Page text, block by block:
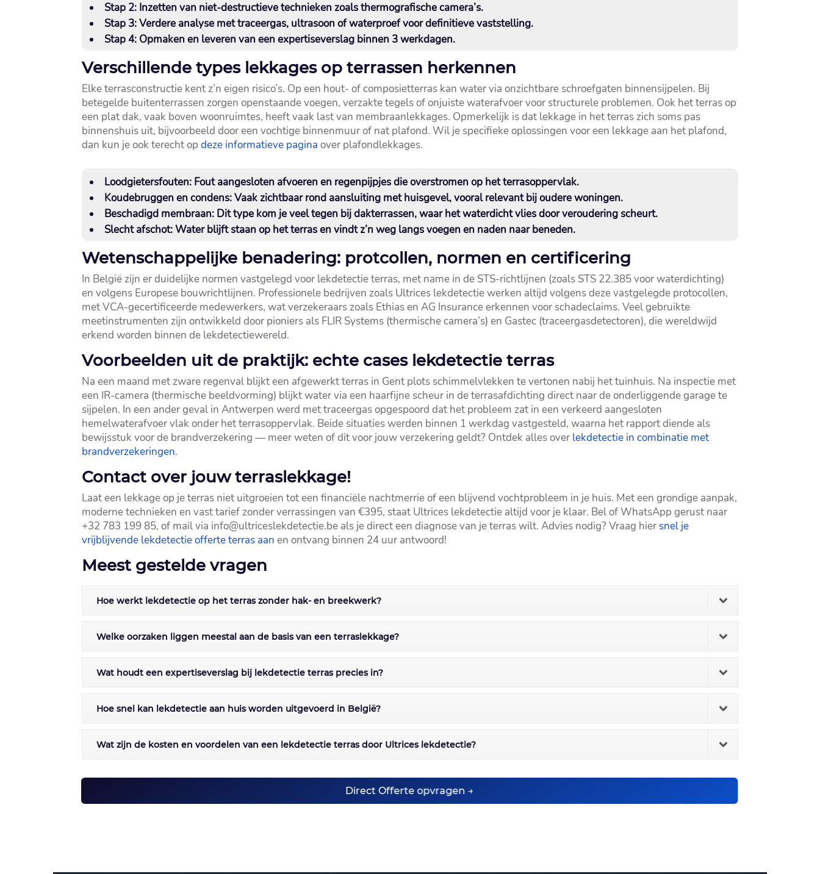
Stap 2: Inzetten van niet-destructieve technieken zoals thermografische camera’s.​
Stap 3: Verdere analyse met traceergas, ultrasoon of waterproef voor definitieve vaststelling.​
Stap 4: Opmaken en leveren van een expertiseverslag binnen 3 werkdagen.​
Verschillende types lekkages op terrassen herkennen
Elke terrasconstructie kent z’n eigen risico’s.​ Op een hout- of composietterras kan water via onzichtbare schroefgaten binnensijpelen.​ Bij
betegelde buitenterrassen zorgen openstaande voegen, verzakte tegels of onjuiste waterafvoer voor structurele problemen.​ Ook het terras op
een plat dak, vaak boven woonruimtes, heeft vaak last van membraanlekkages.​ Opmerkelijk is dat lekkage in het terras zich soms pas
binnenshuis uit, bijvoorbeeld door een vochtige binnenmuur of nat plafond.​ Wil je specifieke oplossingen voor een lekkage aan het plafond,
dan kun je ook terecht opdeze informatieve pagina over plafondlekkages.​
Loodgietersfouten: Fout aangesloten afvoeren en regenpijpjes die overstromen op het terrasoppervlak.​
Koudebruggen en condens: Vaak zichtbaar rond aansluiting met huisgevel, vooral relevant bij oudere woningen.​
Beschadigd membraan: Dit type kom je veel tegen bij dakterrassen, waar het waterdicht vlies door veroudering scheurt.​
Slecht afschot: Water blijft staan op het terras en vindt z’n weg langs voegen en naden naar beneden.​
Wetenschappelijke benadering: protcollen, normen en certificering
In België zijn er duidelijke normen vastgelegd voor lekdetectie terras, met name in de STS-richtlijnen (zoals STS 22.​385 voor waterdichting)
en volgens Europese bouwrichtlijnen.​ Professionele bedrijven zoals Ultrices lekdetectie werken altijd volgens deze vastgelegde protocollen,
met VCA-gecertificeerde medewerkers, wat verzekeraars zoals Ethias en AG Insurance erkennen voor schadeclaims.​ Veel gebruikte
meetinstrumenten zijn ontwikkeld door pioniers als FLIR Systems (thermische camera’s) en Gastec (traceergasdetectoren), die wereldwijd
erkend worden binnen de lekdetectiewereld.​
Voorbeelden uit de praktijk: echte cases lekdetectie terras
Na een maand met zware regenval blijkt een afgewerkt terras in Gent plots schimmelvlekken te vertonen nabij het tuinhuis.​ Na inspectie met
een IR-camera (thermische beeldvorming) blijkt water via een haarfijne scheur in de terrasafdichting direct naar de onderliggende garage te
sijpelen.​ In een ander geval in Antwerpen werd met traceergas opgespoord dat het probleem zat in een verkeerd aangesloten
hemelwaterafvoer vlak onder het terrasoppervlak.​ Beide situaties werden binnen 1 werkdag vastgesteld, waarna het rapport diende als
bewijsstuk voor de brandverzekering — meer weten of dit voor jouw verzekering geldt? Ontdek alles over lekdetectie in combinatie met
brandverzekeringen.​
Contact over jouw terraslekkage!
Laat een lekkage op je terras niet uitgroeien tot een financiële nachtmerrie of een blijvend vochtprobleem in je huis.​ Met een grondige aanpak,
moderne technieken en vast tarief zonder verrassingen van €395, staat Ultrices lekdetectie altijd voor je klaar.​ Bel of WhatsApp gerust naar
+32 783 199 85, of mail via info@ultriceslekdetectie.​be als je direct een diagnose van je terras wilt.​ Advies nodig? Vraag hier snel je
vrijblijvende lekdetectie offerte terras aan en ontvang binnen 24 uur antwoord!
Meest gestelde vragen
Hoe werkt lekdetectie op het terras zonder hak- en breekwerk?
Welke oorzaken liggen meestal aan de basis van een terraslekkage?
Wat houdt een expertiseverslag bij lekdetectie terras precies in?
Hoe snel kan lekdetectie aan huis worden uitgevoerd in België?
Wat zijn de kosten en voordelen van een lekdetectie terras door Ultrices lekdetectie?
Direct Offerte opvragen →